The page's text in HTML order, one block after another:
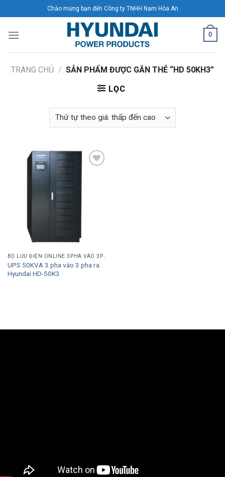
to
content
Chào mừng bạn đến Công ty TNHH Nam Hòa An
0
TRANG CHỦ / SẢN PHẨM ĐƯỢC GẮN THẺ “HD 50KH3”
LỌC
UPS 50KVA 3 pha vào 3 pha ra.
Hyundai HD-50K3